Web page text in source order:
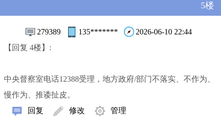
5楼
279389 135*******
2026-06-10 22:44
【回复 4楼】:
中央督察室电话12388受理，地方政府/部门不落实、不作为、
慢作为、推诿扯皮。
回复
修改 管理